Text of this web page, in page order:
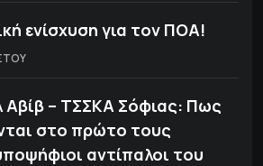
ενίσχυση για τον ΠΟΑ!
Αβίβ – ΤΣΣΚΑ Σόφιας: Πως
στο πρώτο τους
αντίπαλοι του